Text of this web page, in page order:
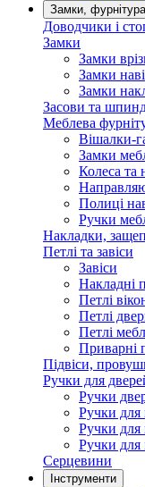
Замки,
Доводчики і
Замки
Замки
Замки
Замки
Засови та
Меблева
Вішалки-
Замки
Колеса та
Полиці
Ручки
Накладки,
Петлі та завіси
Завіси
Накладні
Петлі
Петлі
Петлі
Приварні
Підвіси,
Ручки для
Ручки
Ручки для
Ручки для
Ручки для
Серцевини
Інструменти